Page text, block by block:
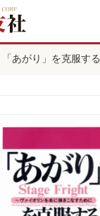
「あがり」を克服する